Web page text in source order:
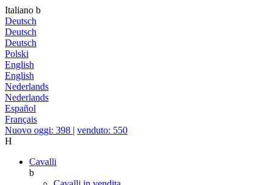
Italiano b
Deutsch
Deutsch
Deutsch
Polski
English
English
Nederlands
Nederlands
Español
Français
Nuovo oggi: 398 | venduto: 550
H
Cavalli
b